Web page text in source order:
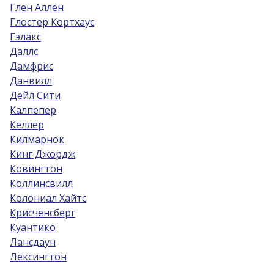
Глен Аллен
Глостер Кортхаус
Гэлакс
Даллс
Дамфрис
Данвилл
Дейл Сити
Калпепер
Келлер
Килмарнок
Кинг Джордж
Ковингтон
Коллинсвилл
Колониал Хайтс
Крисченсберг
Куантико
Лансдаун
Лексингтон